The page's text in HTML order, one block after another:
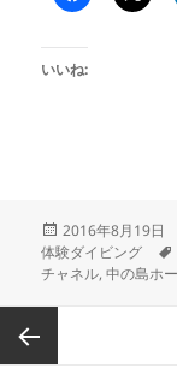
いいね:
投
稿
日:
2016年8月19日
体験ダイビング
チャネル,中の島ホ